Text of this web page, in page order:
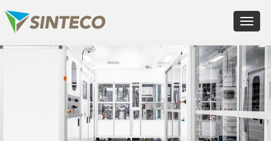
Toggle
×
ES - Español
PT - Português (PT)
RU - Русский
PL - Język polski
ZH - 汉语
JA - 日本語
TR - Türkçe